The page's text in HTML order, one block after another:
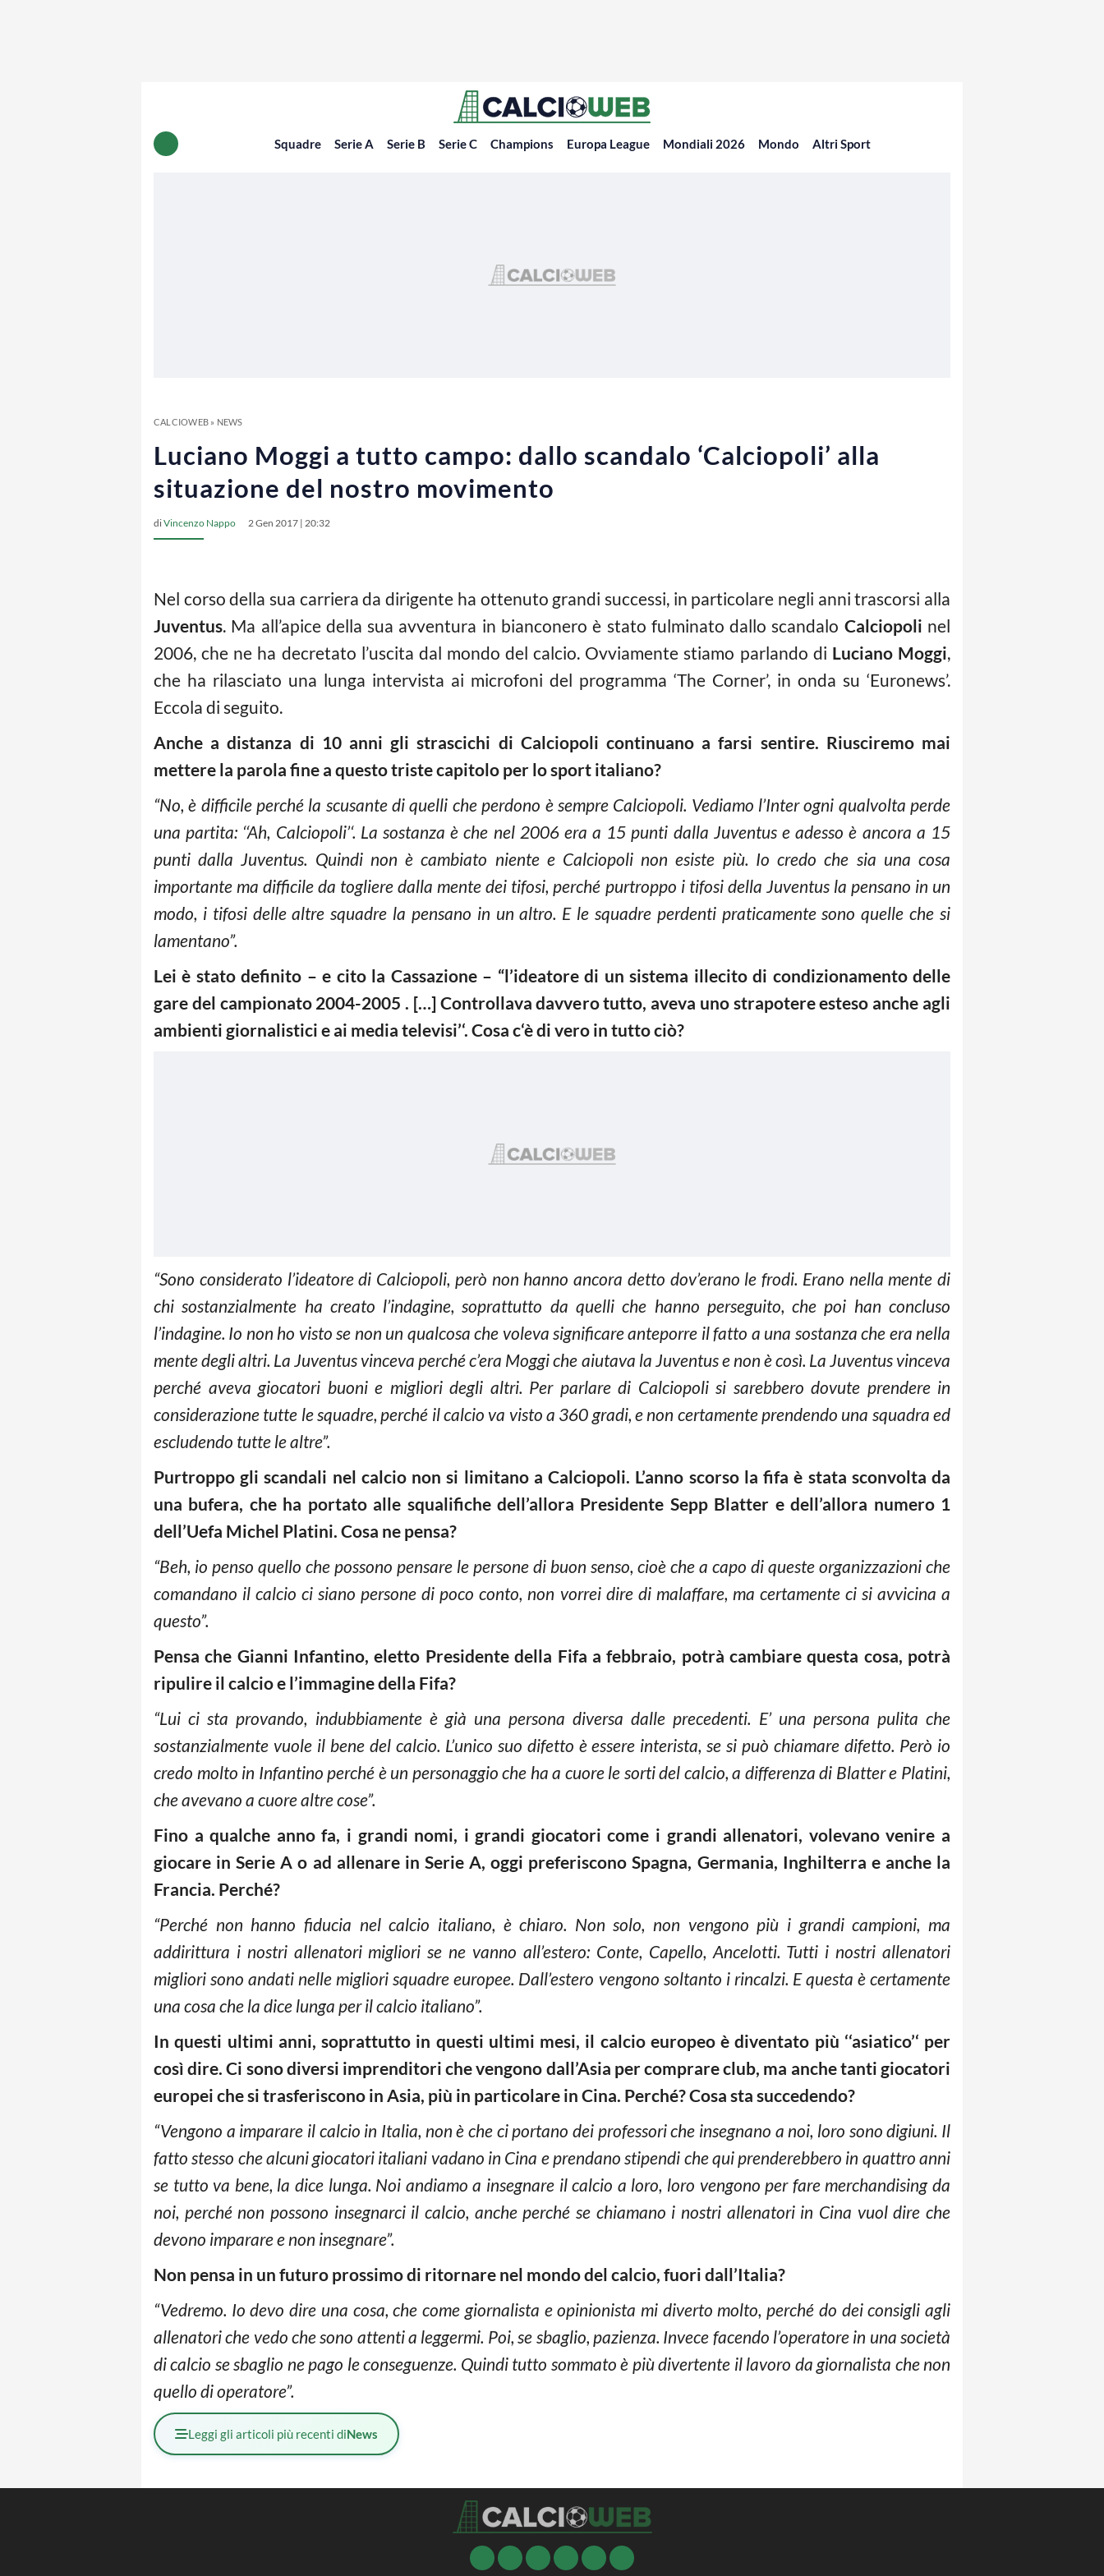
Squadre Serie A Serie B Serie C Champions Europa League Mondiali 2026 Mondo Altri Sport
CALCIOWEB» NEWS
Luciano Moggi a tutto campo: dallo scandalo ‘Calciopoli’ alla
situazione del nostro movimento
diVincenzo Nappo 2 Gen 2017 | 20:32
Nel corso della sua carriera da dirigente ha ottenuto grandi successi, in particolare negli anni trascorsi alla
Juventus. Ma all’apice della sua avventura in bianconero è stato fulminato dallo scandalo Calciopoli nel
2006, che ne ha decretato l’uscita dal mondo del calcio. Ovviamente stiamo parlando di Luciano Moggi,
che ha rilasciato una lunga intervista ai microfoni del programma ‘The Corner’, in onda su ‘Euronews’.
Eccola di seguito.
Anche a distanza di 10 anni gli strascichi di Calciopoli continuano a farsi sentire. Riusciremo mai
mettere la parola fine a questo triste capitolo per lo sport italiano?
“No, è difficile perché la scusante di quelli che perdono è sempre Calciopoli. Vediamo l’Inter ogni qualvolta perde
una partita: ‘‘Ah, Calciopoli’‘. La sostanza è che nel 2006 era a 15 punti dalla Juventus e adesso è ancora a 15
punti dalla Juventus. Quindi non è cambiato niente e Calciopoli non esiste più. Io credo che sia una cosa
importante ma difficile da togliere dalla mente dei tifosi, perché purtroppo i tifosi della Juventus la pensano in un
modo, i tifosi delle altre squadre la pensano in un altro. E le squadre perdenti praticamente sono quelle che si
lamentano”.
Lei è stato definito – e cito la Cassazione – “l’ideatore di un sistema illecito di condizionamento delle
gare del campionato 2004-2005 . […] Controllava davvero tutto, aveva uno strapotere esteso anche agli
ambienti giornalistici e ai media televisi’‘. Cosa c‘è di vero in tutto ciò?
“Sono considerato l’ideatore di Calciopoli, però non hanno ancora detto dov’erano le frodi. Erano nella mente di
chi sostanzialmente ha creato l’indagine, soprattutto da quelli che hanno perseguito, che poi han concluso
l’indagine. Io non ho visto se non un qualcosa che voleva significare anteporre il fatto a una sostanza che era nella
mente degli altri. La Juventus vinceva perché c’era Moggi che aiutava la Juventus e non è così. La Juventus vinceva
perché aveva giocatori buoni e migliori degli altri. Per parlare di Calciopoli si sarebbero dovute prendere in
considerazione tutte le squadre, perché il calcio va visto a 360 gradi, e non certamente prendendo una squadra ed
escludendo tutte le altre”.
Purtroppo gli scandali nel calcio non si limitano a Calciopoli. L’anno scorso la fifa è stata sconvolta da
una bufera, che ha portato alle squalifiche dell’allora Presidente Sepp Blatter e dell’allora numero 1
dell’Uefa Michel Platini. Cosa ne pensa?
“Beh, io penso quello che possono pensare le persone di buon senso, cioè che a capo di queste organizzazioni che
comandano il calcio ci siano persone di poco conto, non vorrei dire di malaffare, ma certamente ci si avvicina a
questo”.
Pensa che Gianni Infantino, eletto Presidente della Fifa a febbraio, potrà cambiare questa cosa, potrà
ripulire il calcio e l’immagine della Fifa?
“Lui ci sta provando, indubbiamente è già una persona diversa dalle precedenti. E’ una persona pulita che
sostanzialmente vuole il bene del calcio. L’unico suo difetto è essere interista, se si può chiamare difetto. Però io
credo molto in Infantino perché è un personaggio che ha a cuore le sorti del calcio, a differenza di Blatter e Platini,
che avevano a cuore altre cose”.
Fino a qualche anno fa, i grandi nomi, i grandi giocatori come i grandi allenatori, volevano venire a
giocare in Serie A o ad allenare in Serie A, oggi preferiscono Spagna, Germania, Inghilterra e anche la
Francia. Perché?
“Perché non hanno fiducia nel calcio italiano, è chiaro. Non solo, non vengono più i grandi campioni, ma
addirittura i nostri allenatori migliori se ne vanno all’estero: Conte, Capello, Ancelotti. Tutti i nostri allenatori
migliori sono andati nelle migliori squadre europee. Dall’estero vengono soltanto i rincalzi. E questa è certamente
una cosa che la dice lunga per il calcio italiano”.
In questi ultimi anni, soprattutto in questi ultimi mesi, il calcio europeo è diventato più ‘‘asiatico’‘ per
così dire. Ci sono diversi imprenditori che vengono dall’Asia per comprare club, ma anche tanti giocatori
europei che si trasferiscono in Asia, più in particolare in Cina. Perché? Cosa sta succedendo?
“Vengono a imparare il calcio in Italia, non è che ci portano dei professori che insegnano a noi, loro sono digiuni. Il
fatto stesso che alcuni giocatori italiani vadano in Cina e prendano stipendi che qui prenderebbero in quattro anni
se tutto va bene, la dice lunga. Noi andiamo a insegnare il calcio a loro, loro vengono per fare merchandising da
noi, perché non possono insegnarci il calcio, anche perché se chiamano i nostri allenatori in Cina vuol dire che
devono imparare e non insegnare”.
Non pensa in un futuro prossimo di ritornare nel mondo del calcio, fuori dall’Italia?
“Vedremo. Io devo dire una cosa, che come giornalista e opinionista mi diverto molto, perché do dei consigli agli
allenatori che vedo che sono attenti a leggermi. Poi, se sbaglio, pazienza. Invece facendo l’operatore in una società
di calcio se sbaglio ne pago le conseguenze. Quindi tutto sommato è più divertente il lavoro da giornalista che non
quello di operatore”.
Leggi gli articoli più recenti diNews